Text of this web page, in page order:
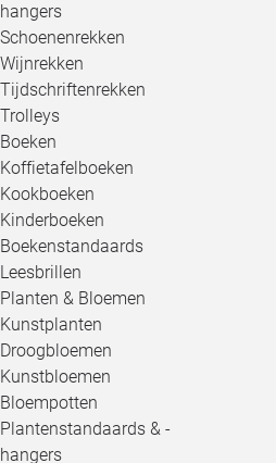
hangers
Schoenenrekken
Wijnrekken
Tijdschriftenrekken
Trolleys
Boeken
Koffietafelboeken
Kookboeken
Kinderboeken
Boekenstandaards
Leesbrillen
Planten & Bloemen
Kunstplanten
Droogbloemen
Kunstbloemen
Bloempotten
Plantenstandaards & -
hangers